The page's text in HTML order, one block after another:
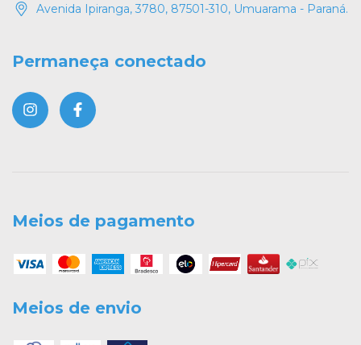
Avenida Ipiranga, 3780, 87501-310, Umuarama - Paraná.
Permaneça conectado
Meios de pagamento
Meios de envio